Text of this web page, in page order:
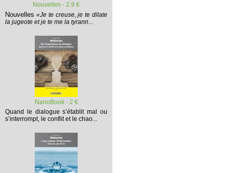
Nouvelles - 2.9 €
Nouvelles «Je te creuse, je te dilate
la jugeote et je te me la tyrann...
NanoBook - 2 €
Quand le dialogue s’établit mal ou
s’interrompt, le conflit et le chao...